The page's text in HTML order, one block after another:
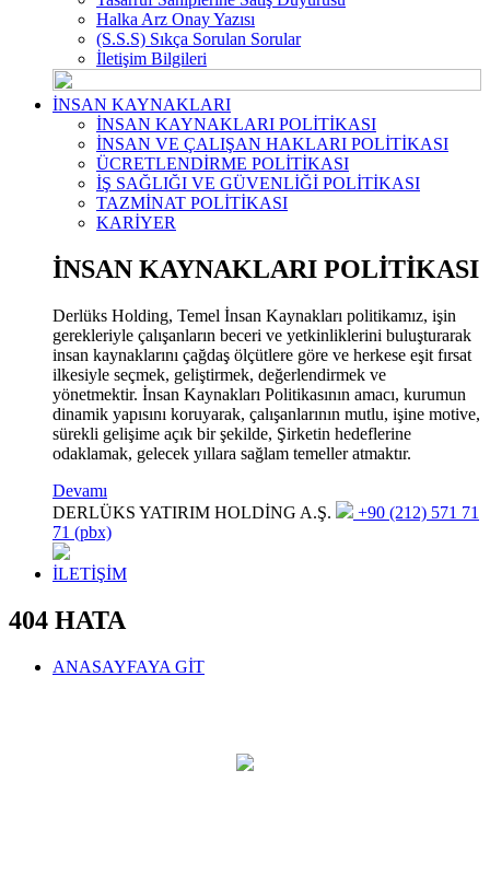
Halka Arz Onay Yazısı
(S.S.S) Sıkça Sorulan Sorular
İletişim Bilgileri
İNSAN KAYNAKLARI
İNSAN KAYNAKLARI POLİTİKASI
İNSAN VE ÇALIŞAN HAKLARI POLİTİKASI
ÜCRETLENDİRME POLİTİKASI
İŞ SAĞLIĞI VE GÜVENLİĞİ POLİTİKASI
TAZMİNAT POLİTİKASI
KARİYER
İNSAN KAYNAKLARI POLİTİKASI
Derlüks Holding, Temel İnsan Kaynakları politikamız, işin
gerekleriyle çalışanların beceri ve yetkinliklerini buluşturarak
insan kaynaklarını çağdaş ölçütlere göre ve herkese eşit fırsat
ilkesiyle seçmek, geliştirmek, değerlendirmek ve
yönetmektir. İnsan Kaynakları Politikasının amacı, kurumun
dinamik yapısını koruyarak, çalışanlarının mutlu, işine motive,
sürekli gelişime açık bir şekilde, Şirketin hedeflerine
odaklamak, gelecek yıllara sağlam temeller atmaktır.
Devamı
DERLÜKS YATIRIM HOLDİNG A.Ş.
+90 (212) 571 71
71 (pbx)
İLETİŞİM
404 HATA
ANASAYFAYA GİT